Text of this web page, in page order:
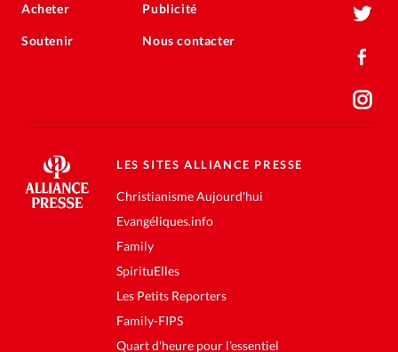
Acheter
Soutenir
Publicité
Nous contacter
LES SITES ALLIANCE PRESSE
Christianisme Aujourd'hui
Evangéliques.info
Family
SpirituElles
Les Petits Reporters
Family-FIPS
Quart d'heure pour l'essentiel